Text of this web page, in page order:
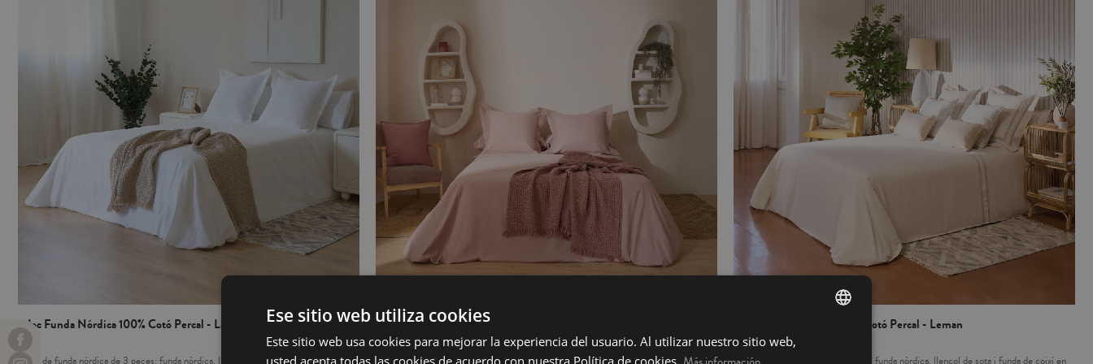
sobrant del teixit es pugui posar a sota del matalàs i així assegurar una millor
subjecció del farcit nòrdic i evitar que es mogui.Completa la teva compra amb
els nostres farcits nòrdics de microfibra o de ploma.
Joc Funda Nórdica 100% Cotó Percal - Lagos
Set de funda nòrdica de 3 peces: funda nòrdica, llençol de sota i funda de coixí en
Joc Funda Nórdica 100% Cotó Percal - Olivia
Set de funda nòrdica de 3 peces: funda nòrdica, llençol de sota i funda de coixí en
Joc Funda Nórdica 100% Cotó Percal - Leman
Set de funda nòrdica de 3 peces: funda nòrdica, llençol de sota i funda de coixí en
Ese sitio web utiliza cookies
Este sitio web usa cookies para mejorar la experiencia del usuario. Al utilizar nuestro sitio web,
usted acepta todas las cookies de acuerdo con nuestra Política de cookies.